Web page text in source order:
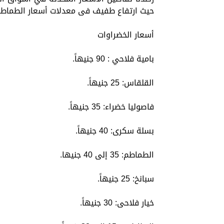
حيث ارتفاع طفيف فى معدلات أسعار
أسعار الخضراوات
بامية فلاحي : 90 جنيهاً.
القلقاس: 25 جنيهاً.
فاصوليا خضراء: 35 جنيهاً.
بسلة سكرى: 40 جنيهاً.
الطماطم: 35 إلى 40 جنيها.
سبانخ: 25 جنيهاً.
خيار فلاحى: 30 جنيهاً.